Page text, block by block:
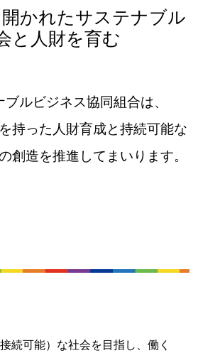
かれたサステナブル
と人財を育む
ルビジネス協同組合は、
持った人財育成と持続可能な
創造を推進してまいります。
続可能）な社会を目指し、働く